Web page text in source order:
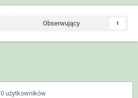
Obserwujący 1
0 użytkowników